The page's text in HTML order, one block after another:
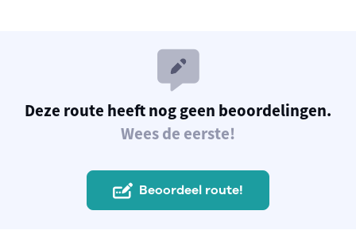
Deze route heeft nog geen beoordelingen.
Wees de eerste!
Beoordeel route!